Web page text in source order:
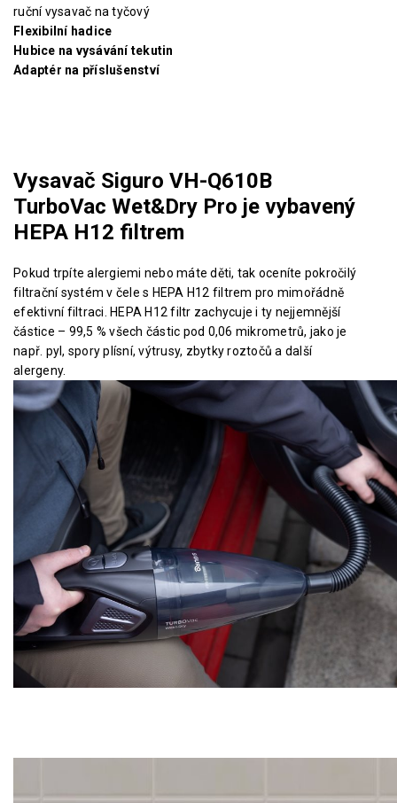
ruční vysavač na tyčový
Flexibilní hadice
Hubice na vysávání tekutin
Adaptér na příslušenství
Vysavač Siguro VH-Q610B
TurboVac Wet&Dry Pro je vybavený
HEPA H12 filtrem
Pokud trpíte alergiemi nebo máte děti, tak oceníte pokročilý
filtrační systém v čele s HEPA H12 filtrem pro mimořádně
efektivní filtraci. HEPA H12 filtr zachycuje i ty nejjemnější
částice – 99,5 % všech částic pod 0,06 mikrometrů, jako je
např. pyl, spory plísní, výtrusy, zbytky roztočů a další
alergeny.